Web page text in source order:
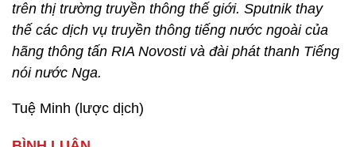
trên thị trường truyền thông thế giới. Sputnik thay
thế các dịch vụ truyền thông tiếng nước ngoài của
hãng thông tấn RIA Novosti và đài phát thanh Tiếng
nói nước Nga.
Tuệ Minh (lược dịch)